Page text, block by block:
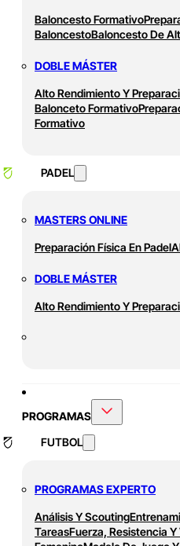
Baloncesto Formativo
BaloncestoBaloncesto De
DOBLE MÁSTER
Alto Rendimiento Y
Balonceto Formativo
Formativo
PADEL
MASTERS ONLINE
Preparación Física En Padel
DOBLE MÁSTER
Alto Rendimiento Y
PROGRAMAS
FUTBOL
PROGRAMAS EXPERTO
Análisis Y Scouting
TareasFuerza, Resistencia